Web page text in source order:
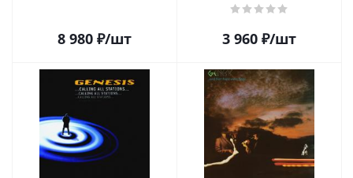
8 980 ₽/шт 3 960 ₽/шт